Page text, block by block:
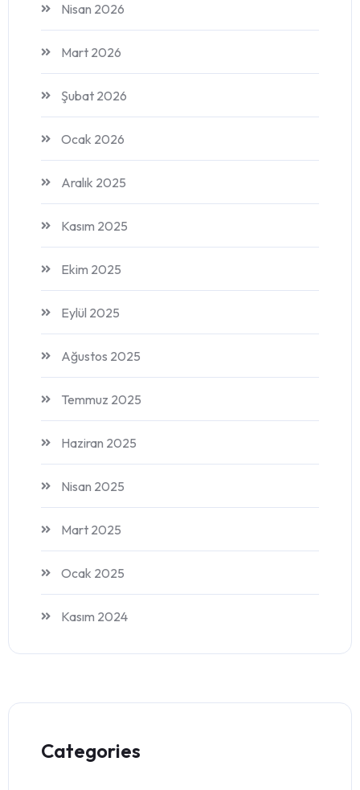
Nisan 2026
Mart 2026
Şubat 2026
Ocak 2026
Aralık 2025
Kasım 2025
Ekim 2025
Eylül 2025
Ağustos 2025
Temmuz 2025
Haziran 2025
Nisan 2025
Mart 2025
Ocak 2025
Kasım 2024
Categories